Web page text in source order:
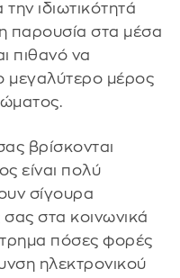
ιδιωτικότητά
παρουσία στα μέσα
πιθανό να
μεγαλύτερο μέρος
βρίσκονται
είναι πολύ
σίγουρα
στα κοινωνικά
πόσες φορές
ηλεκτρονικού